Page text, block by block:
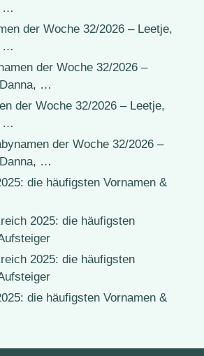
…
der Woche 32/2026 – Leetje,
…
der Woche 32/2026 –
…
der Woche 32/2026 – Leetje,
…
der Woche 32/2026 –
…
die häufigsten Vornamen &
2025: die häufigsten
2025: die häufigsten
die häufigsten Vornamen &